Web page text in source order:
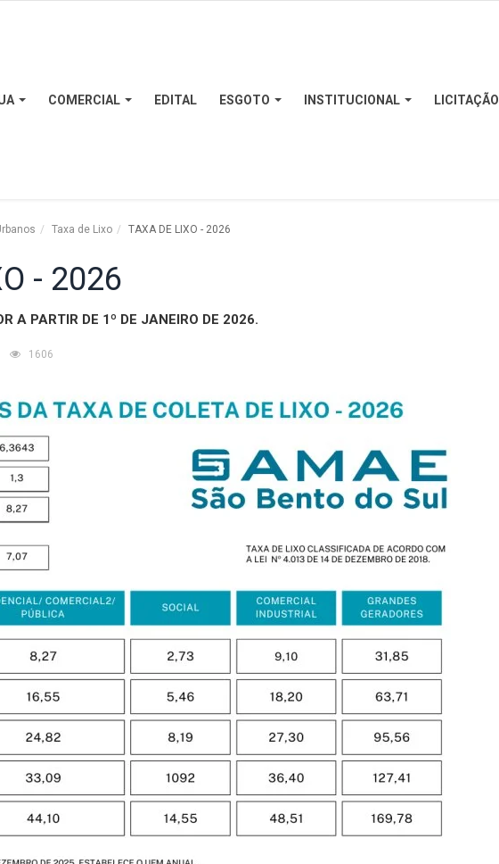
COMERCIAL EDITAL ESGOTO INSTITUCIONAL LICITAÇÃO
Taxa de Lixo TAXA DE LIXO - 2026
- 2026
A PARTIR DE 1º DE JANEIRO DE 2026.
1606